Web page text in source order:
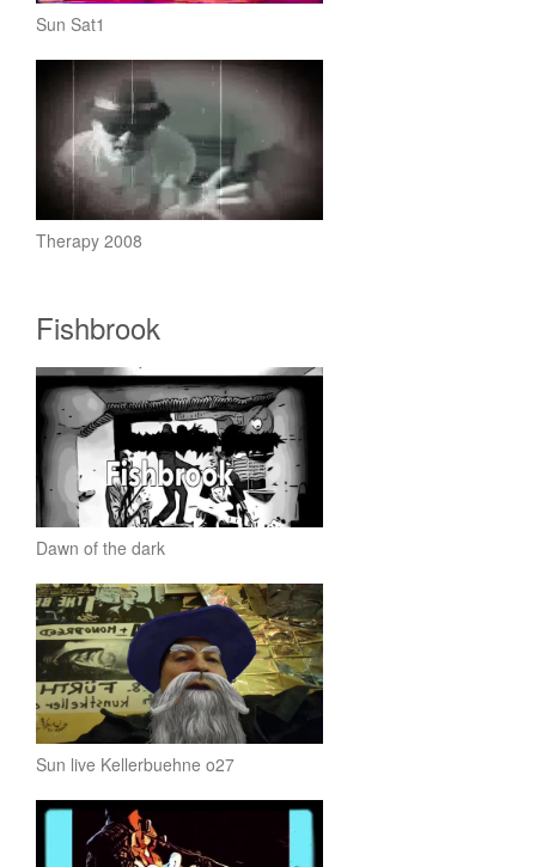
Sun Sat1
Therapy 2008
Fishbrook
Dawn of the dark
Sun live Kellerbuehne o27